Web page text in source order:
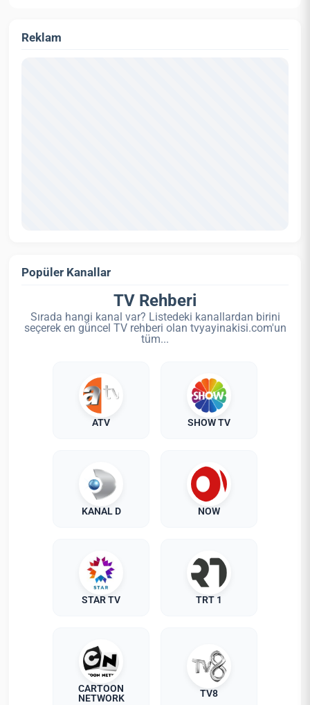
Reklam
Popüler Kanallar
TV Rehberi
Sırada hangi kanal var? Listedeki kanallardan birini
seçerek en güncel TV rehberi olan tvyayinakisi.com'un
tüm...
ATV SHOW TV
KANAL D NOW
STAR TV TRT 1
CARTOON
NETWORK
TV8